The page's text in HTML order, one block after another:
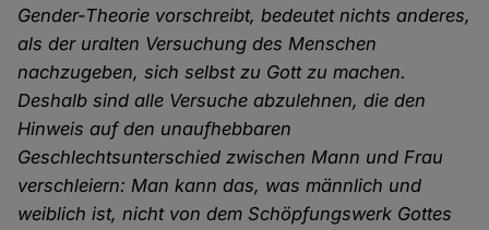
Gender-Theorie vorschreibt, bedeutet nichts anderes,
als der uralten Versuchung des Menschen
nachzugeben, sich selbst zu Gott zu machen.
Deshalb sind alle Versuche abzulehnen, die den
Hinweis auf den unaufhebbaren
Geschlechtsunterschied zwischen Mann und Frau
verschleiern: Man kann das, was männlich und
weiblich ist, nicht von dem Schöpfungswerk Gottes